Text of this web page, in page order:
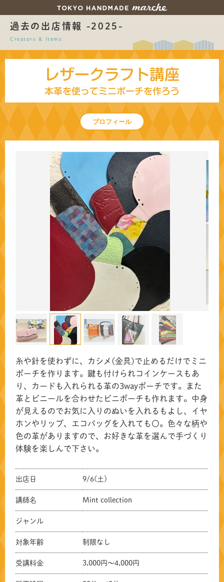
過去の出店情報 -2025-
Creators & Items
レザークラフト講座
本革を使ってミニポーチを作ろう
プロフィール
糸や針を使わずに、カシメ(金具)で止めるだけでミニ
ポーチを作ります。鍵も付けられコインケースもあ
り、カードも入れられる革の3wayポーチです。また
革とビニールを合わせたビニポーチも作れます。中身
が見えるのでお気に入りのぬいを入れるもよし、イヤ
ホンやリップ、エコバッグを入れても〇。色々な柄や
色の革がありますので、お好きな革を選んで手づくり
体験を楽しんで下さい。
出店日 9/6(土)
講師名 Mint collection
ジャンル
対象年齢 制限なし
受講料金 3,000円～4,000円